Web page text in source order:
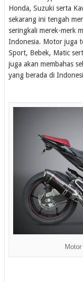
Honda, Suzuki serta
sekarang ini tengah
seringkali merek-merk
Indonesia. Motor juga
Sport, Bebek, Matic
juga akan membahas
yang berada di